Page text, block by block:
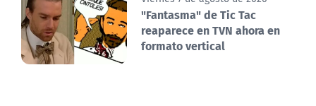
"Fantasma" de Tic Tac
reaparece en TVN ahora en
formato vertical